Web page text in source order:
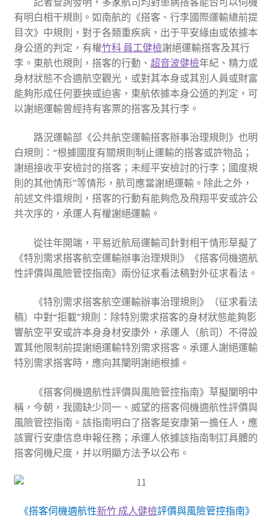
有明白相干規則。如南航的《搭客、行李國際運輸總前提
目次》中規則，對于各類重疾病，出于平安緣由或依據本
身公道的判定，有權竹科 員工健檢謝絕運輸搭客及其行
李。東航也規則，搭客的行動、 超音波健檢年紀、精力或
身材狀態不合適航空觀光，或對其本身或其別人員或財富
能夠形成任何要挾或迫害，東航依據本身公道的判定，可
以謝絕運輸曾經持有客票的搭客及其行李。
路況運輸部《公共航空運輸搭客辦事治理規則》也明
白規則：“根據國度有關規則制止運輸的搭客或許物品；
謝絕接收平安檢討的搭客；未經平安檢討的行李；國度規
則的其他情形”等情形，航司應當謝絕運輸。除此之外，
前述文件還規則，搭客的行動有能夠危及飛翔平安或許公
共次序的，承運人有權謝絕運輸。
從往年開端，平易近航局運輸司針對相干情形草擬了
《特別需求搭客航空運輸辦事治理規則》《搭客伺機適航
性評價與風險管控指南》兩份征求看法稿對外征求看法。
《特別需求搭客航空運輸辦事治理規則》（征求看法
稿）中對“拒載”規則：除特別需求搭客的身材狀態能夠影
響航空平安或許本身身材安康外，承運人（航司）不得設
置其他限制前提謝絕運輸特別需求搭客。承運人謝絕運輸
特別需求搭客時，應向其闡明謝絕根據。
《搭客伺機適航性評價與風險管控指南》草擬闡明中
稱，今朝，我國缺少同一、威望的搭客伺機適航性評價與
風險管控指南。該指南明白了搭客是安康第一擔任人，應
該實行安康信息申報任務；承運人依據該指南制訂具體的
搭客伺機尺度，并以明顯方法予以公布。
《搭客伺機適航性新竹 成人健檢評價與風險管控指南》